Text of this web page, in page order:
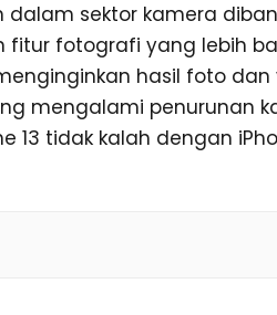
dalam sektor kamera
fotografi yang lebih
hasil foto dan
mengalami penurunan
13 tidak kalah dengan